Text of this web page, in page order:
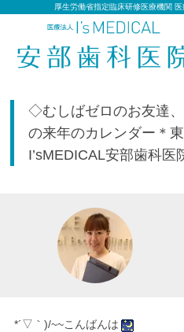
厚生労働省指定臨床研修医療機関
◇むしばゼロのお友達
の来年のカレンダー＊
I’sMEDICAL安部歯科
*´▽｀)/~~こんばんは